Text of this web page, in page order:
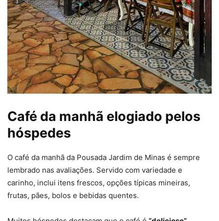
Café da manhã elogiado pelos
hóspedes
O café da manhã da Pousada Jardim de Minas é sempre
lembrado nas avaliações. Servido com variedade e
carinho, inclui itens frescos, opções típicas mineiras,
frutas, pães, bolos e bebidas quentes.